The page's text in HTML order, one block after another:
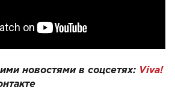
новостями в соцсетях: Viva!